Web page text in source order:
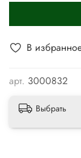
В
арт. 3000832
Выбрать